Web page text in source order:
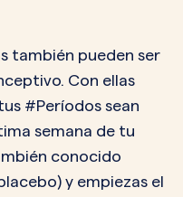
también pueden ser
Con ellas
#Períodos sean
semana de tu
conocido
y empiezas el